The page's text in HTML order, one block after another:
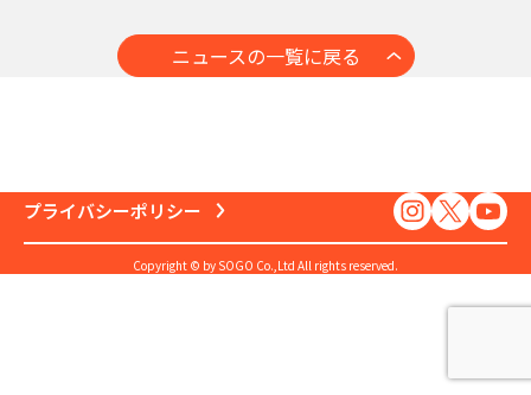
ニュースの一覧に戻る
プライバシーポリシー
Copyright © by SOGO Co.,Ltd All rights reserved.